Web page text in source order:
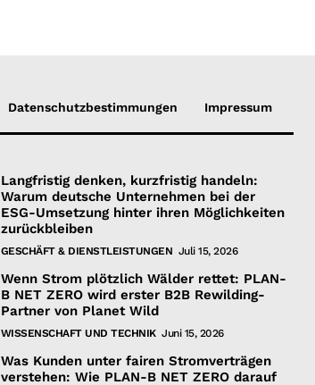
Datenschutzbestimmungen Impressum
Langfristig denken, kurzfristig handeln:
Warum deutsche Unternehmen bei der
ESG-Umsetzung hinter ihren Möglichkeiten
zurückbleiben
GESCHÄFT & DIENSTLEISTUNGEN Juli 15, 2026
Wenn Strom plötzlich Wälder rettet: PLAN-
B NET ZERO wird erster B2B Rewilding-
Partner von Planet Wild
WISSENSCHAFT UND TECHNIK Juni 15, 2026
Was Kunden unter fairen Stromverträgen
verstehen: Wie PLAN-B NET ZERO darauf